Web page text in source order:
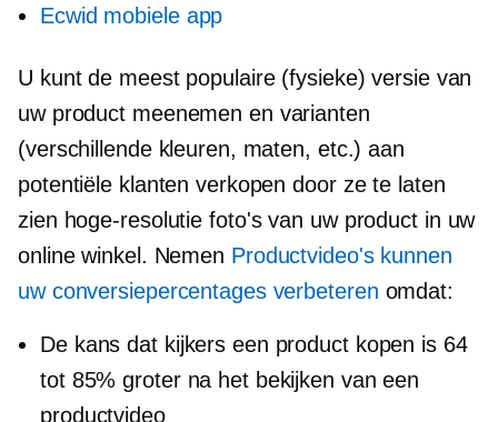
Ecwid mobiele app
U kunt de meest populaire (fysieke) versie van
uw product meenemen en varianten
(verschillende kleuren, maten, etc.) aan
potentiële klanten verkopen door ze te laten
zien hoge-resolutie foto's van uw product in uw
online winkel. Nemen Productvideo's kunnen
uw conversiepercentages verbeteren omdat:
De kans dat kijkers een product kopen is 64
tot 85% groter na het bekijken van een
productvideo